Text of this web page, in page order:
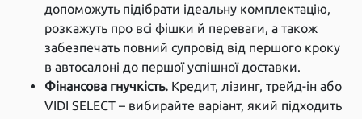
допоможуть підібрати ідеальну комплектацію,
розкажуть про всі фішки й переваги, а також
забезпечать повний супровід від першого кроку
в автосалоні до першої успішної доставки.
Фінансова гнучкість. Кредит, лізинг, трейд-ін або
VIDI SELECT – вибирайте варіант, який підходить